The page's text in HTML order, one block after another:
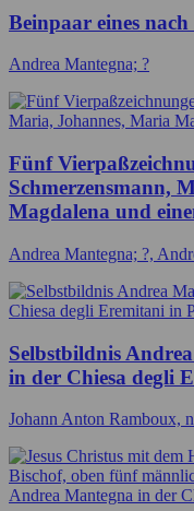
Beinpaar eines
Andrea Mantegna; ?
Fünf
Schmerzensmann,
Magdalena und
Andrea Mantegna; ?,
Selbstbildnis
in der Chiesa degli
Johann Anton Ramboux,